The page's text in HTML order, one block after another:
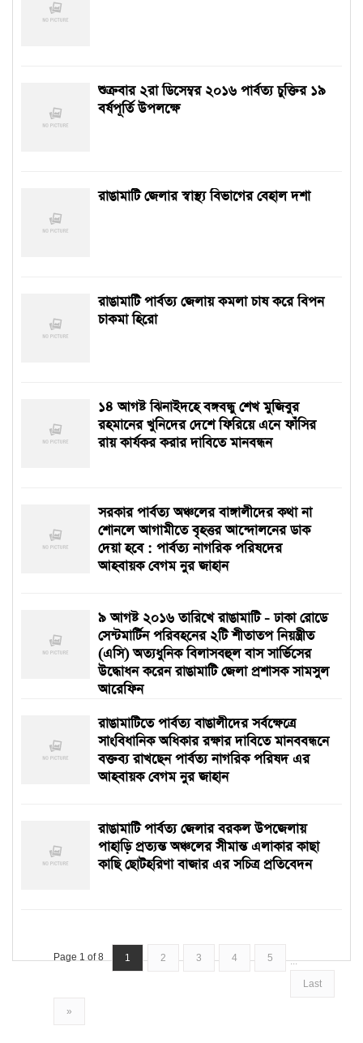
শুক্রবার ২রা ডিসেম্বর ২০১৬ পার্বত্য চুক্তির ১৯
বর্ষপূর্তি উপলক্ষে
রাঙামাটি জেলার স্বাস্থ্য বিভাগের বেহাল দশা
রাঙামাটি পার্বত্য জেলায় কমলা চাষ করে বিপন
চাকমা হিরো
১৪ আগষ্ট ঝিনাইদহে বঙ্গবন্ধু শেখ মুজিবুর
রহমানের খুনিদের দেশে ফিরিয়ে এনে ফাঁসির
রায় কার্যকর করার দাবিতে মানবন্ধন
সরকার পার্বত্য অঞ্চলের বাঙ্গালীদের কথা না
শোনলে আগামীতে বৃহত্তর আন্দোলনের ডাক
দেয়া হবে : পার্বত্য নাগরিক পরিষদের
আহবায়ক বেগম নুর জাহান
৯ আগষ্ট ২০১৬ তারিখে রাঙামাটি - ঢাকা রোডে
সেন্টমার্টিন পরিবহনের ২টি শীতাতপ নিয়ন্ত্রীত
(এসি) অত্যধুনিক বিলাসবহুল বাস সার্ভিসের
উদ্ধোধন করেন রাঙামাটি জেলা প্রশাসক সামসুল
আরেফিন
রাঙামাটিতে পার্বত্য বাঙালীদের সর্বক্ষেত্রে
সাংবিধানিক অধিকার রক্ষার দাবিতে মানববন্ধনে
বক্তব্য রাখছেন পার্বত্য নাগরিক পরিষদ এর
আহবায়ক বেগম নুর জাহান
রাঙামাটি পার্বত্য জেলার বরকল উপজেলায়
পাহাড়ি প্রত্যন্ত অঞ্চলের সীমান্ত এলাকার কাছা
কাছি ছোটহরিণা বাজার এর সচিত্র প্রতিবেদন
Page 1 of 8 1 2 3 4 5
...
Last
»